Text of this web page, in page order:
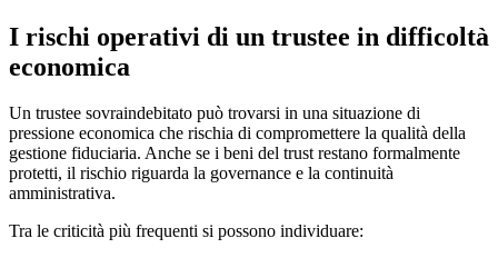
I rischi operativi di un trustee in difficoltà
economica
Un trustee sovraindebitato può trovarsi in una situazione di
pressione economica che rischia di compromettere la qualità della
gestione fiduciaria. Anche se i beni del trust restano formalmente
protetti, il rischio riguarda la governance e la continuità
amministrativa.
Tra le criticità più frequenti si possono individuare: